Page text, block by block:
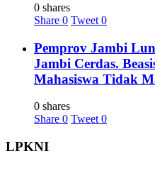
0 shares
Share 0 Tweet 0
Pemprov Jambi
Jambi Cerdas.
Mahasiswa Tidak
0 shares
Share 0 Tweet 0
LPKNI